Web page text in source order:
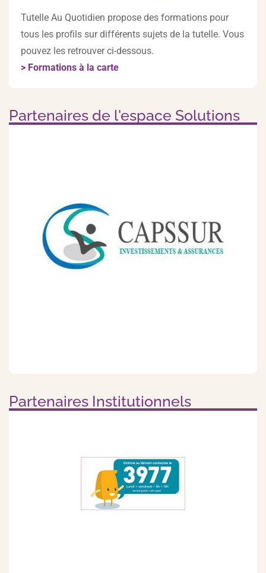
Tutelle Au Quotidien propose des formations pour
tous les profils sur différents sujets de la tutelle. Vous
pouvez les retrouver ci-dessous.
> Formations à la carte
Partenaires de l'espace Solutions
Partenaires Institutionnels